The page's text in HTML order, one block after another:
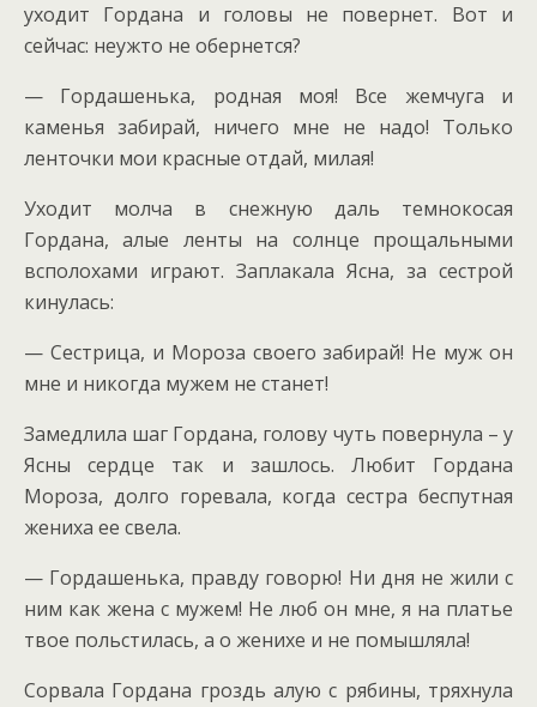
уходит Гордана и головы не повернет. Вот и
сейчас: неужто не обернется?
— Гордашенька, родная моя! Все жемчуга и
каменья забирай, ничего мне не надо! Только
ленточки мои красные отдай, милая!
Уходит молча в снежную даль темнокосая
Гордана, алые ленты на солнце прощальными
всполохами играют. Заплакала Ясна, за сестрой
кинулась:
— Сестрица, и Мороза своего забирай! Не муж он
мне и никогда мужем не станет!
Замедлила шаг Гордана, голову чуть повернула – у
Ясны сердце так и зашлось. Любит Гордана
Мороза, долго горевала, когда сестра беспутная
жениха ее свела.
— Гордашенька, правду говорю! Ни дня не жили с
ним как жена с мужем! Не люб он мне, я на платье
твое польстилась, а о женихе и не помышляла!
Сорвала Гордана гроздь алую с рябины, тряхнула